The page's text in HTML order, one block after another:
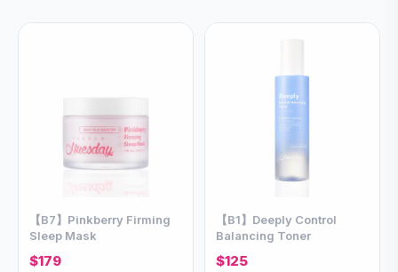
【B7】Pinkberry Firming
Sleep Mask
$179
【B1】Deeply Control
Balancing Toner
$125